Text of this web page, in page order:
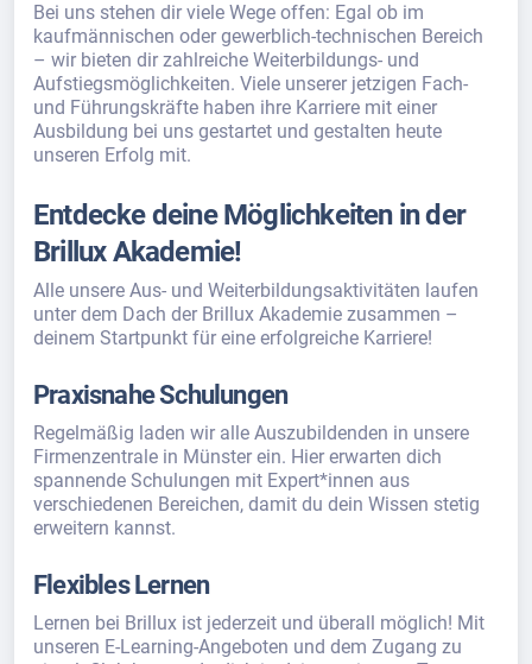
Bei uns stehen dir viele Wege offen: Egal ob im
kaufmännischen oder gewerblich-technischen Bereich
– wir bieten dir zahlreiche Weiterbildungs- und
Aufstiegsmöglichkeiten. Viele unserer jetzigen Fach-
und Führungskräfte haben ihre Karriere mit einer
Ausbildung bei uns gestartet und gestalten heute
unseren Erfolg mit.
Entdecke deine Möglichkeiten in der
Brillux Akademie!
Alle unsere Aus- und Weiterbildungsaktivitäten laufen
unter dem Dach der Brillux Akademie zusammen –
deinem Startpunkt für eine erfolgreiche Karriere!
Praxisnahe Schulungen
Regelmäßig laden wir alle Auszubildenden in unsere
Firmenzentrale in Münster ein. Hier erwarten dich
spannende Schulungen mit Expert*innen aus
verschiedenen Bereichen, damit du dein Wissen stetig
erweitern kannst.
Flexibles Lernen
Lernen bei Brillux ist jederzeit und überall möglich! Mit
unseren E-Learning-Angeboten und dem Zugang zu